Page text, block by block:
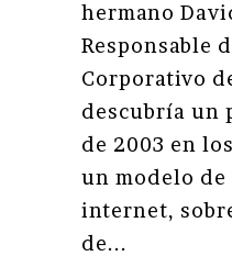
hermano
Responsable
Corporativo
descubría un
de 2003 en
un modelo de
internet,
de...